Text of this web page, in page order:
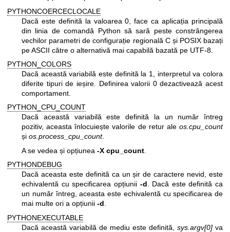
PYTHONCOERCECLOCALE
Dacă este definită la valoarea 0, face ca aplicația principală
din linia de comandă Python să sară peste constrângerea
vechilor parametri de configurație regională C și POSIX bazați
pe ASCII către o alternativă mai capabilă bazată pe UTF-8.
PYTHON_COLORS
Dacă această variabilă este definită la 1, interpretul va colora
diferite tipuri de ieșire. Definirea valorii 0 dezactivează acest
comportament.
PYTHON_CPU_COUNT
Dacă această variabilă este definită la un număr întreg
pozitiv, aceasta înlocuiește valorile de retur ale os.cpu_count
și os.process_cpu_count.
A se vedea și opțiunea -X cpu_count
PYTHONDEBUG
Dacă aceasta este definită ca un șir de caractere nevid, este
echivalentă cu specificarea opțiunii -d. Dacă este definită ca
un număr întreg, aceasta este echivalentă cu specificarea de
mai multe ori a opțiunii -d.
PYTHONEXECUTABLE
Dacă această variabilă de mediu este definită, sys.argv[0] va